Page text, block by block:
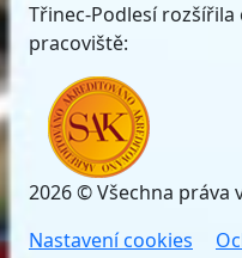
Třinec-Podlesí rozšířila
pracoviště:
2026 © Všechna práva
Nastavení cookies